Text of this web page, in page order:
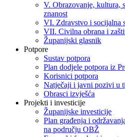
V. Obrazovanje, kultura,
znanost
VI. Zdravstvo i socijalna
VII. Civilna obrana i
Županijski glasnik
Potpore
Sustav potpora
Plan dodjele potpora iz
Korisnici potpora
Natječaji i javni pozivi u
Obrasci izvješća
Projekti i investicije
Županijske investicije
Plan građenja i
na području OBŽ